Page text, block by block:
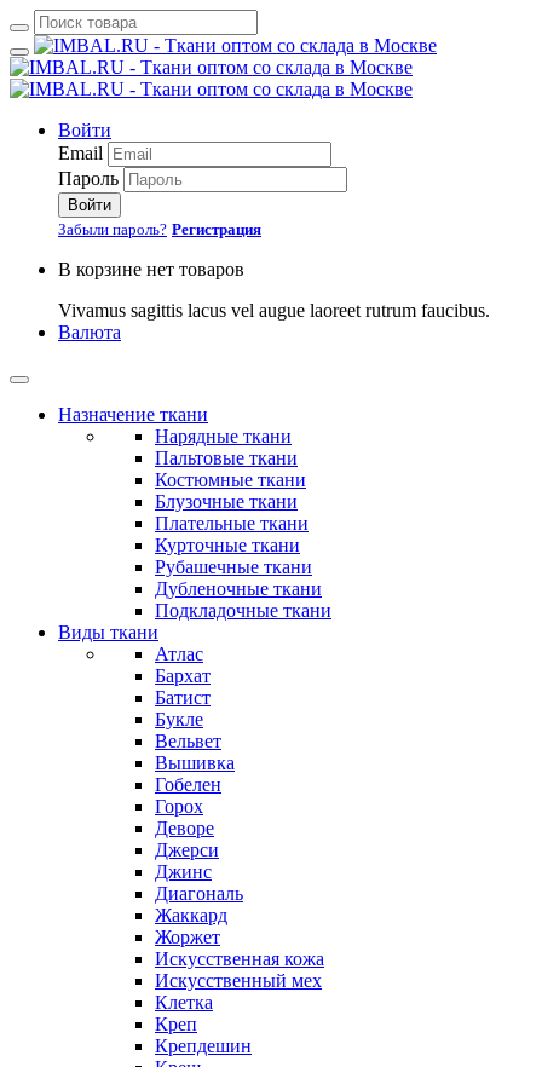
Войти
Email
Пароль
Войти
Забыли пароль? Регистрация
В корзине нет товаров
Vivamus sagittis lacus vel augue laoreet rutrum faucibus.
Валюта
Назначение ткани
Нарядные ткани
Пальтовые ткани
Костюмные ткани
Блузочные ткани
Плательные ткани
Курточные ткани
Рубашечные ткани
Дубленочные ткани
Подкладочные ткани
Виды ткани
Атлас
Бархат
Батист
Букле
Вельвет
Вышивка
Гобелен
Горох
Деворе
Джерси
Джинс
Диагональ
Жаккард
Жоржет
Искусственная кожа
Искусственный мех
Клетка
Креп
Крепдешин